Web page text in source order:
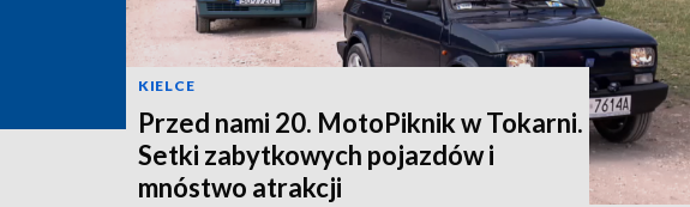
KIELCE
Przed nami 20. MotoPiknik w Tokarni.
Setki zabytkowych pojazdów i
mnóstwo atrakcji